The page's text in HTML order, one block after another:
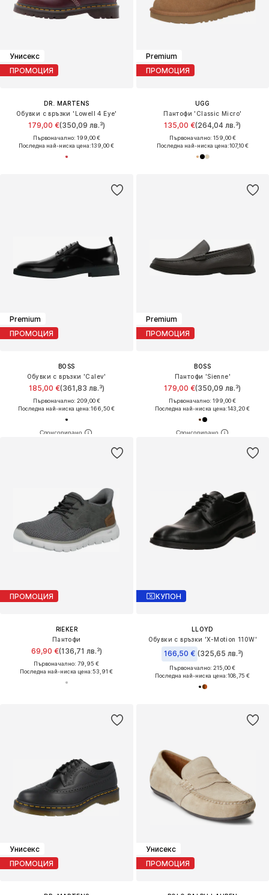
Унисекс
ПРОМОЦИЯ
DR. MARTENS
Обувки с връзки 'Lowell 4 Eye'
179,00 €(350,09 лв.³)
Първоначално: 199,00 €
Последна най-ниска цена:139,00 €
Premium
ПРОМОЦИЯ
UGG
Пантофи 'Classic Micro'
135,00 €(264,04 лв.³)
Първоначално: 159,00 €
Последна най-ниска цена:107,10 €
Premium
ПРОМОЦИЯ
BOSS
Обувки с връзки 'Calev'
185,00 €(361,83 лв.³)
Първоначално: 209,00 €
Последна най-ниска цена:166,50 €
Premium
ПРОМОЦИЯ
BOSS
Пантофи 'Sienne'
179,00 €(350,09 лв.³)
Първоначално: 199,00 €
Последна най-ниска цена:143,20 €
ПРОМОЦИЯ
RIEKER
Пантофи
69,90 €(136,71 лв.³)
Първоначално: 79,95 €
Последна най-ниска цена:53,91 €
КУПОН
LLOYD
Обувки с връзки 'X-Motion 110W'
166,50 € (325,65 лв.³)
Първоначално: 215,00 €
Последна най-ниска цена:108,75 €
Унисекс
ПРОМОЦИЯ
Унисекс
ПРОМОЦИЯ